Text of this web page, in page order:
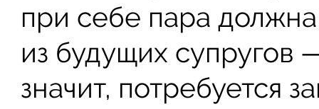
при себе пара
из будущих супругов
значит, потребуется